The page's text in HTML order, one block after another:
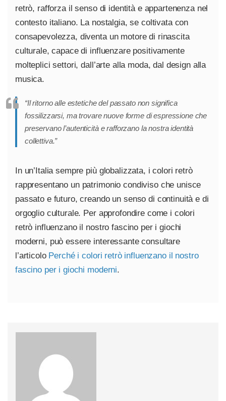
retrò, rafforza il senso di identità e appartenenza nel
contesto italiano. La nostalgia, se coltivata con
consapevolezza, diventa un motore di rinascita
culturale, capace di influenzare positivamente
molteplici settori, dall’arte alla moda, dal design alla
musica.
“Il ritorno alle estetiche del passato non significa
fossilizzarsi, ma trovare nuove forme di espressione che
preservano l’autenticità e rafforzano la nostra identità
collettiva.”
In un’Italia sempre più globalizzata, i colori retrò
rappresentano un patrimonio condiviso che unisce
passato e futuro, creando un senso di continuità e di
orgoglio culturale. Per approfondire come i colori
retrò influenzano il nostro fascino per i giochi
moderni, può essere interessante consultare
l’articolo Perché i colori retrò influenzano il nostro
fascino per i giochi moderni.